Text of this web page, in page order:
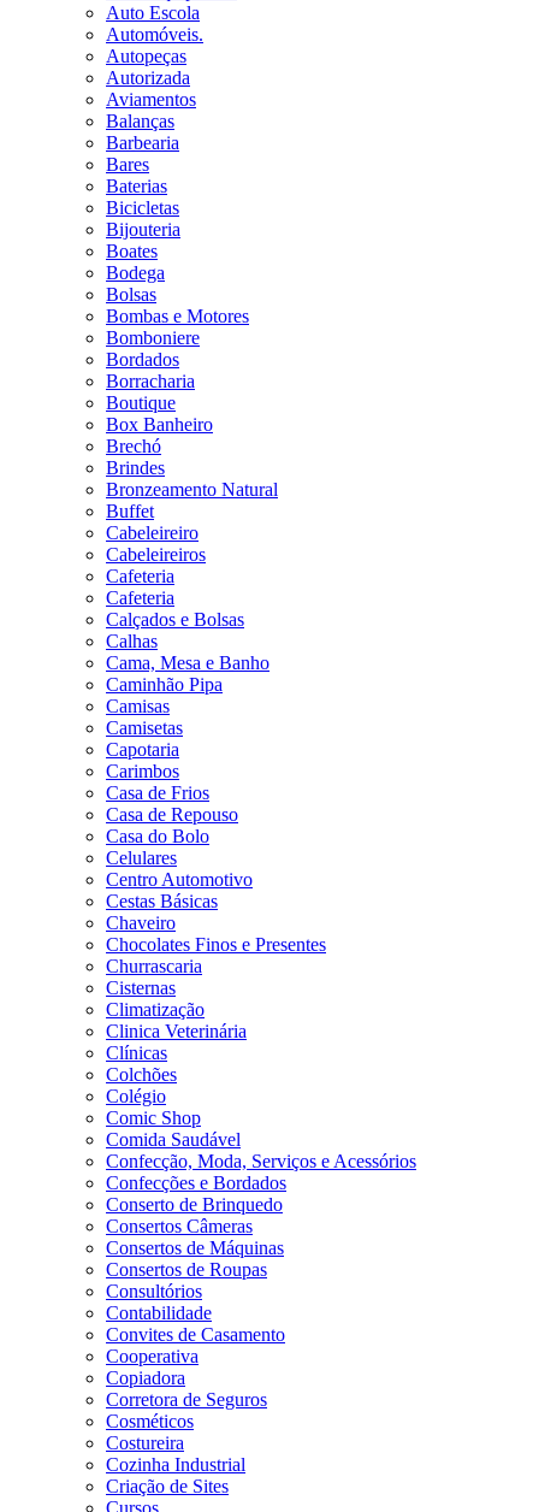
Auto Escola
Automóveis.
Autopeças
Autorizada
Aviamentos
Balanças
Barbearia
Bares
Baterias
Bicicletas
Bijouteria
Boates
Bodega
Bolsas
Bombas e Motores
Bomboniere
Bordados
Borracharia
Boutique
Box Banheiro
Brechó
Brindes
Bronzeamento Natural
Buffet
Cabeleireiro
Cabeleireiros
Cafeteria
Cafeteria
Calçados e Bolsas
Calhas
Cama, Mesa e Banho
Caminhão Pipa
Camisas
Camisetas
Capotaria
Carimbos
Casa de Frios
Casa de Repouso
Casa do Bolo
Celulares
Centro Automotivo
Cestas Básicas
Chaveiro
Chocolates Finos e Presentes
Churrascaria
Cisternas
Climatização
Clinica Veterinária
Clínicas
Colchões
Colégio
Comic Shop
Comida Saudável
Confecção, Moda, Serviços e Acessórios
Confecções e Bordados
Conserto de Brinquedo
Consertos Câmeras
Consertos de Máquinas
Consertos de Roupas
Consultórios
Contabilidade
Convites de Casamento
Cooperativa
Copiadora
Corretora de Seguros
Cosméticos
Costureira
Cozinha Industrial
Criação de Sites
Cursos